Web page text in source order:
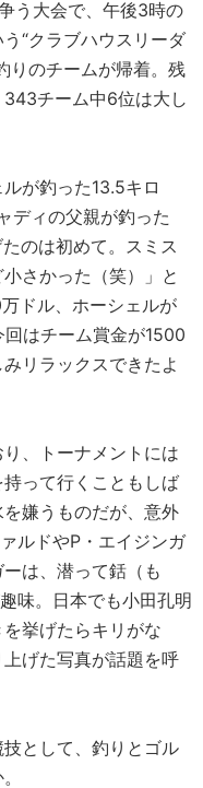
う大会で、午後3時の
“クラブハウスリーダ
りのチームが帰着。残
チーム中6位は大し
が釣った13.5キロ
ディの父親が釣った
のは初めて。スミス
さかった（笑）」と
ドル、ホーシェルが
はチーム賞金が1500
リラックスできたよ
、トーナメントには
って行くこともしば
嫌うものだが、意外
ルドやP・エイジンガ
は、潜って銛（も
味。日本でも小田孔明
挙げたらキリがな
げた写真が話題を呼
として、釣りとゴル